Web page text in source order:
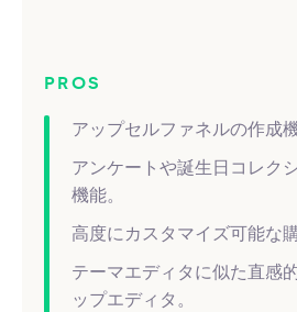
PROS
アップセルファネルの作成機
アンケートや誕生日コレク
機能。
高度にカスタマイズ可能な
テーマエディタに似た直感
ップエディタ。